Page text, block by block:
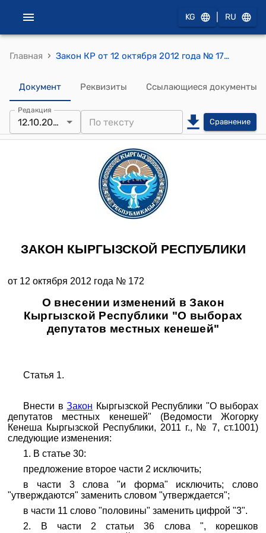
KG RU
Главная › Закон КР от 12 октября 2012 года № 172 "О внесении изменений в Закон Кыргызской Республики "О выборах депутатов местных кенешей"
Документ Реквизиты Ссылающиеся документы
Редакция
12.10.2012 Сравнение